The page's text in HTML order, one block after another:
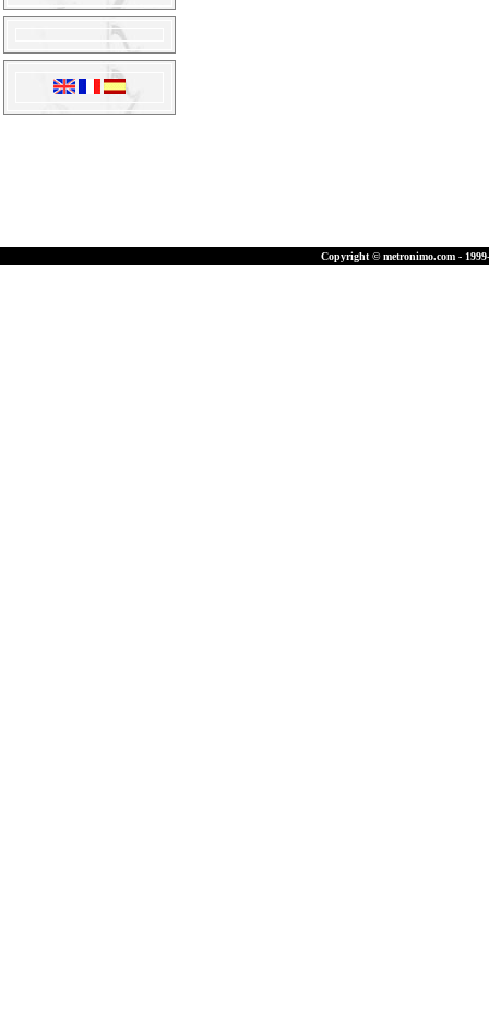
Copyright © metronimo.com -